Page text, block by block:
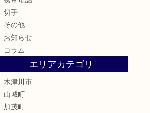
切手
その他
お知らせ
コラム
エリアカテゴリ
木津川市
山城町
加茂町